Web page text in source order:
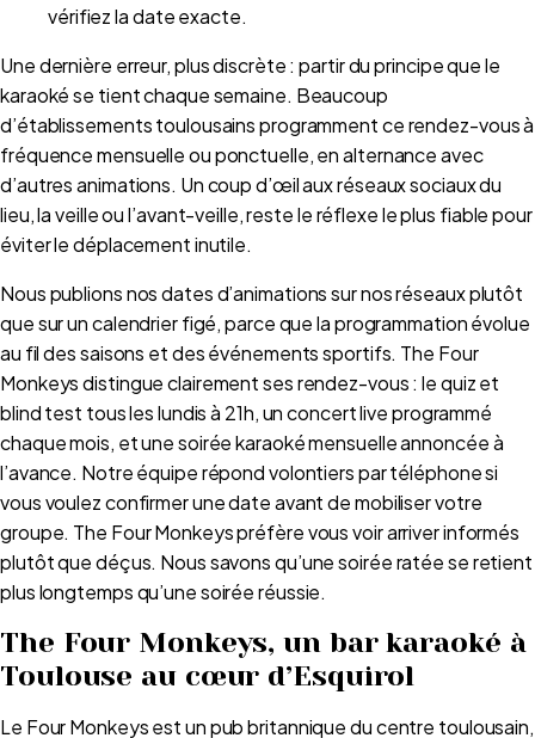
vérifiez la date exacte.
Une dernière erreur, plus discrète : partir du principe que le
karaoké se tient chaque semaine. Beaucoup
d’établissements toulousains programment ce rendez-vous à
fréquence mensuelle ou ponctuelle, en alternance avec
d’autres animations. Un coup d’œil aux réseaux sociaux du
lieu, la veille ou l’avant-veille, reste le réflexe le plus fiable pour
éviter le déplacement inutile.
Nous publions nos dates d’animations sur nos réseaux plutôt
que sur un calendrier figé, parce que la programmation évolue
au fil des saisons et des événements sportifs. The Four
Monkeys distingue clairement ses rendez-vous : le quiz et
blind test tous les lundis à 21h, un concert live programmé
chaque mois, et une soirée karaoké mensuelle annoncée à
l’avance. Notre équipe répond volontiers par téléphone si
vous voulez confirmer une date avant de mobiliser votre
groupe. The Four Monkeys préfère vous voir arriver informés
plutôt que déçus. Nous savons qu’une soirée ratée se retient
plus longtemps qu’une soirée réussie.
The Four Monkeys, un bar karaoké à
Toulouse au cœur d’Esquirol
Le Four Monkeys est un pub britannique du centre toulousain,